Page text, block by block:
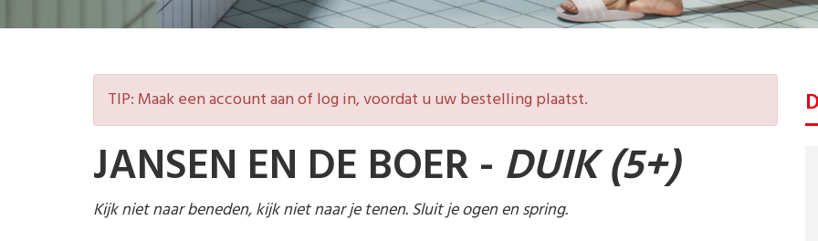
TIP: Maak een account aan of log in, voordat u uw bestelling plaatst.
JANSEN EN DE BOER - DUIK (5+)
Kijk niet naar beneden, kijk niet naar je tenen. Sluit je ogen en spring.